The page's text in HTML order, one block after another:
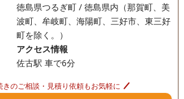
徳島県つるぎ町 / 徳島県内（那賀町、美
波町、牟岐町、海陽町、三好市、東三好
町を除く。）
アクセス情報
佐古駅 車で6分
きのご相談・見積り依頼もお気軽に